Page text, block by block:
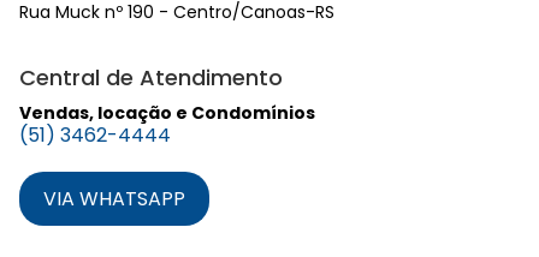
Rua Muck nº 190 - Centro/Canoas-RS
Central de Atendimento
Vendas, locação e Condomínios
(51) 3462-4444
VIA WHATSAPP